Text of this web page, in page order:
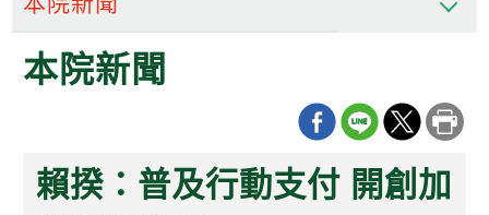
區
區
本院新聞
賴揆：普及行動支付 開創加